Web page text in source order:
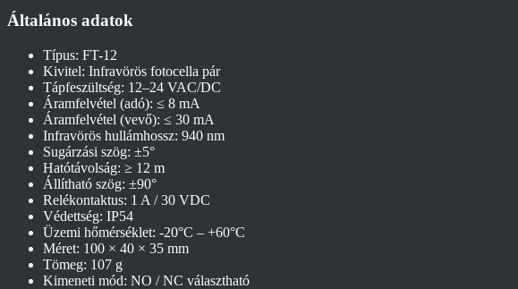
Általános adatok
Típus: FT-12
Kivitel: Infravörös fotocella pár
Tápfeszültség: 12–24 VAC/DC
Áramfelvétel (adó): ≤ 8 mA
Áramfelvétel (vevő): ≤ 30 mA
Infravörös hullámhossz: 940 nm
Sugárzási szög: ±5°
Hatótávolság: ≥ 12 m
Állítható szög: ±90°
Relékontaktus: 1 A / 30 VDC
Védettség: IP54
Üzemi hőmérséklet: -20°C – +60°C
Méret: 100 × 40 × 35 mm
Tömeg: 107 g
Kimeneti mód: NO / NC választható